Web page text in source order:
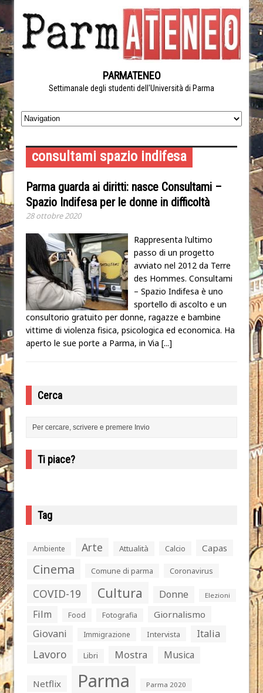
PARMATENEO
Settimanale degli studenti dell'Università di Parma
consultami spazio indifesa
Parma guarda ai diritti: nasce Consultami –
Spazio Indifesa per le donne in difficoltà
28 ottobre 2020
Rappresenta l’ultimo
passo di un progetto
avviato nel 2012 da Terre
des Hommes. Consultami
– Spazio Indifesa è uno
sportello di ascolto e un
consultorio gratuito per donne, ragazze e bambine
vittime di violenza fisica, psicologica ed economica. Ha
aperto le sue porte a Parma, in Via [...]
Cerca
Ti piace?
Tag
Ambiente Arte Attualità Calcio Capas
Cinema Comune di parma Coronavirus
COVID-19 Cultura Donne Elezioni
Film Food Fotografia Giornalismo
Giovani Immigrazione Intervista Italia
Lavoro Libri Mostra Musica
Netflix Parma Parma 2020